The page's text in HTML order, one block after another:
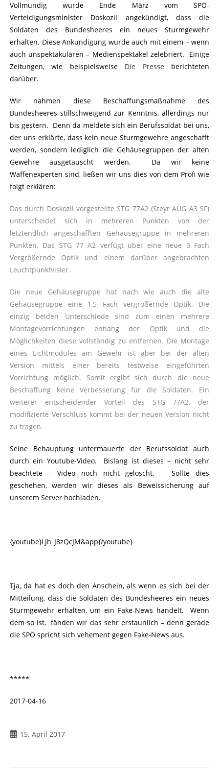
Vollmundig wurde Ende März vom SPÖ-
Verteidigungsminister Doskozil angekündigt, dass die
Soldaten des Bundesheeres ein neues Sturmgewehr
erhalten. Diese Ankündigung wurde auch mit einem – wenn
auch unspektakulären – Medienspektakel zelebriert. Einige
Zeitungen, wie beispielsweise Die Presse berichteten
darüber.
Wir nahmen diese Beschaffungsmaßnahme des
Bundesheeres stillschweigend zur Kenntnis, allerdings nur
bis gestern. Denn da meldete sich ein Berufssoldat bei uns,
der uns erklärte, dass kein neue Sturmgewehre angeschafft
werden, sondern lediglich die Gehäusegruppen der alten
Gewehre ausgetauscht werden. Da wir keine
Waffenexperten sind, ließen wir uns dies von dem Profi wie
folgt erklären:
Das durch Doskozil vorgestellte STG 77A2 (Steyr AUG A3 SF)
unterscheidet sich in mehreren Punkten von der
letztendlich angeschafften Gehäusegruppe in mehreren
Punkten. Das STG 77 A2 verfügt über eine neue 3 Fach
Vergrößernde Optik und einem darüber angebrachten
Leuchtpunktvisier.
Die neue Gehäusegruppe hat nach wie auch die alte
Gehäusegruppe eine 1,5 Fach vergrößernde Optik. Die
einzig beiden Unterschiede sind zum einen mehrere
Montagevorrichtungen entlang der Optik und die
Möglichkeiten diese vollständig zu entfernen. Die Montage
eines Lichtmodules am Gewehr ist aber bei der alten
Version mittels einer bereits testweise eingeführten
Vorrichtung möglich. Somit ergibt sich durch die neue
Beschaffung keine Verbesserung für die Soldaten. Ein
weiterer entscheidender Vorteil des STG 77A2, der
modifizierte Verschluss kommt bei der neuen Version nicht
zu tragen.
Seine Behauptung untermauerte der Berufssoldat auch
durch ein Youtube-Video. Bislang ist dieses – nicht sehr
beachtete – Video noch nicht gelöscht. Sollte dies
geschehen, werden wir dieses als Beweissicherung auf
unserem Server hochladen.
{youtube}Ljh_J8zQcJM&app{/youtube}
Tja, da hat es doch den Anschein, als wenn es sich bei der
Mitteilung, dass die Soldaten des Bundesheeres ein neues
Sturmgewehr erhalten, um ein Fake-News handelt. Wenn
dem so ist, fänden wir das sehr erstaunlich – denn gerade
die SPÖ spricht sich vehement gegen Fake-News aus.
*****
2017-04-16
15. April 2017